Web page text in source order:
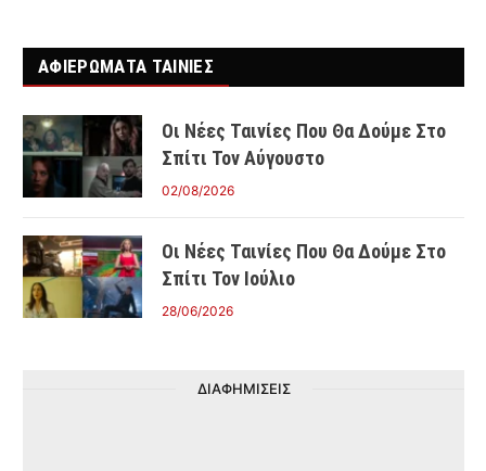
ΑΦΙΕΡΩΜΑΤΑ ΤΑΙΝΊΕΣ
Οι Νέες Ταινίες Που Θα Δούμε Στο
Σπίτι Τον Αύγουστο
02/08/2026
Οι Νέες Ταινίες Που Θα Δούμε Στο
Σπίτι Τον Ιούλιο
28/06/2026
ΔΙΑΦΗΜΙΣΕΙΣ